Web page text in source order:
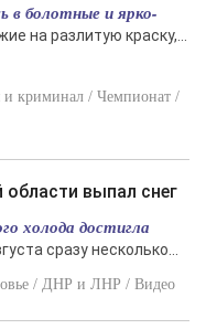
в болотные и ярко-
на разлитую краску,...
и криминал / Чемпионат /
области выпал снег
холода достигла
сразу несколько...
/ ДНР и ЛНР / Видео